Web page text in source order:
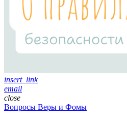
insert_link
email
close
Вопросы Веры и Фомы